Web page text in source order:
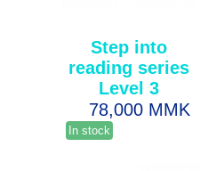
Step into
reading series
Level 3
78,000 MMK
In stock